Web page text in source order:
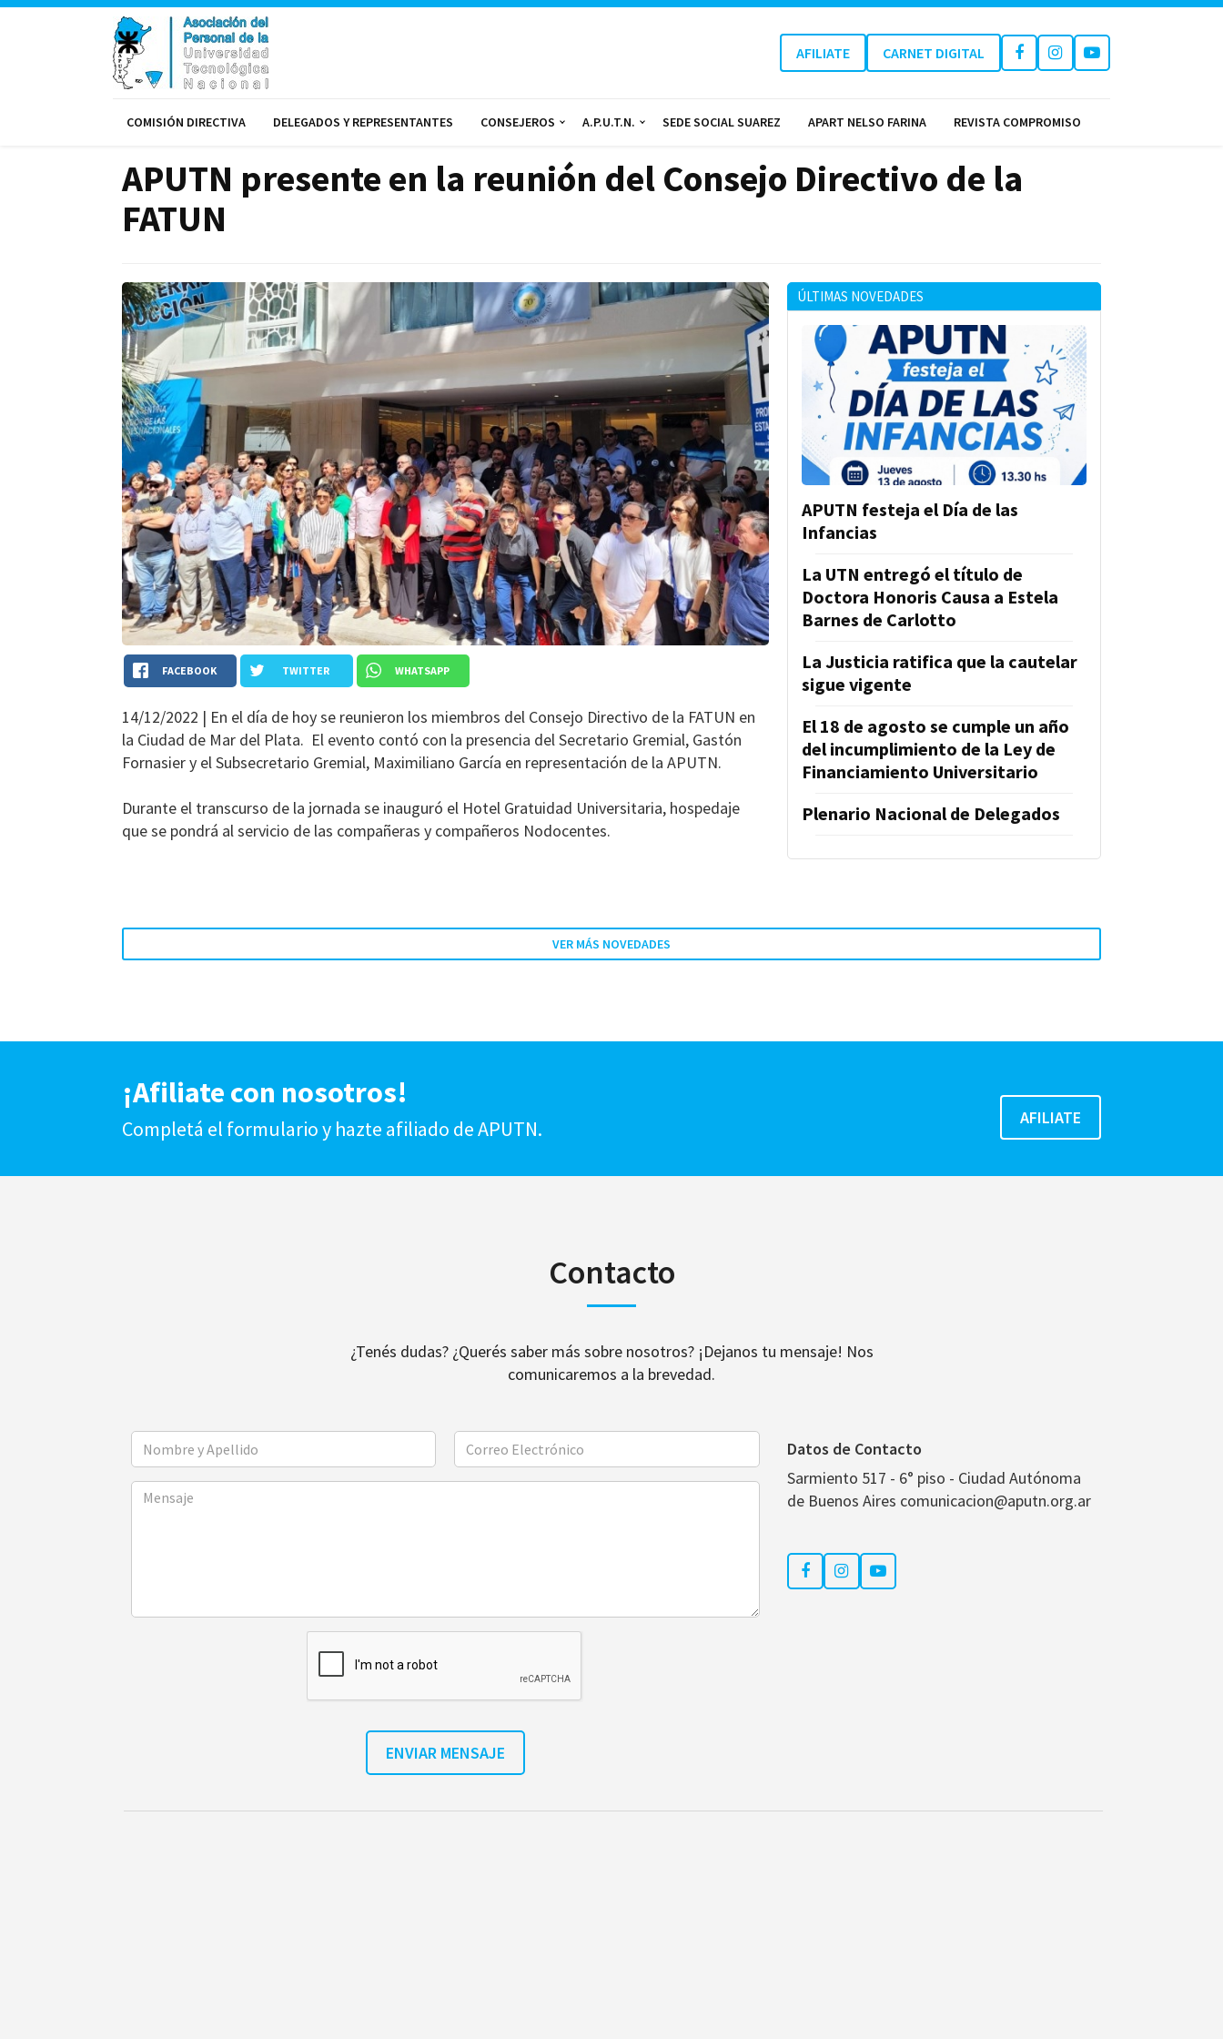
AFILIATE CARNET DIGITAL
COMISIÓN DIRECTIVA DELEGADOS Y REPRESENTANTES CONSEJEROS A.P.U.T.N. SEDE SOCIAL SUAREZ APART NELSO FARINA REVISTA COMPROMISO
APUTN presente en la reunión del Consejo Directivo de la
FATUN
FACEBOOK TWITTER WHATSAPP
14/12/2022 | En el día de hoy se reunieron los miembros del Consejo Directivo de la FATUN en
la Ciudad de Mar del Plata. El evento contó con la presencia del Secretario Gremial, Gastón
Fornasier y el Subsecretario Gremial, Maximiliano García en representación de la APUTN.
Durante el transcurso de la jornada se inauguró el Hotel Gratuidad Universitaria, hospedaje
que se pondrá al servicio de las compañeras y compañeros Nodocentes.
ÚLTIMAS NOVEDADES
APUTN festeja el Día de las
Infancias
La UTN entregó el título de
Doctora Honoris Causa a Estela
Barnes de Carlotto
La Justicia ratifica que la cautelar
sigue vigente
El 18 de agosto se cumple un año
del incumplimiento de la Ley de
Financiamiento Universitario
Plenario Nacional de Delegados
VER MÁS NOVEDADES
¡Afiliate con nosotros!
Completá el formulario y hazte afiliado de APUTN.
Contacto
¿Tenés dudas? ¿Querés saber más sobre nosotros? ¡Dejanos tu mensaje! Nos
comunicaremos a la brevedad.
Datos de Contacto
Sarmiento 517 - 6° piso - Ciudad Autónoma
de Buenos Aires comunicacion@aputn.org.ar